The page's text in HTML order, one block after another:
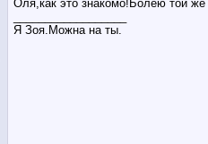
Оля,как это знакомо!Болею той
Я Зоя.Можна на ты.